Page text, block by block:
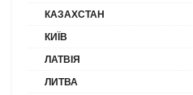
КАЗАХСТАН
КИЇВ
ЛАТВІЯ
ЛИТВА